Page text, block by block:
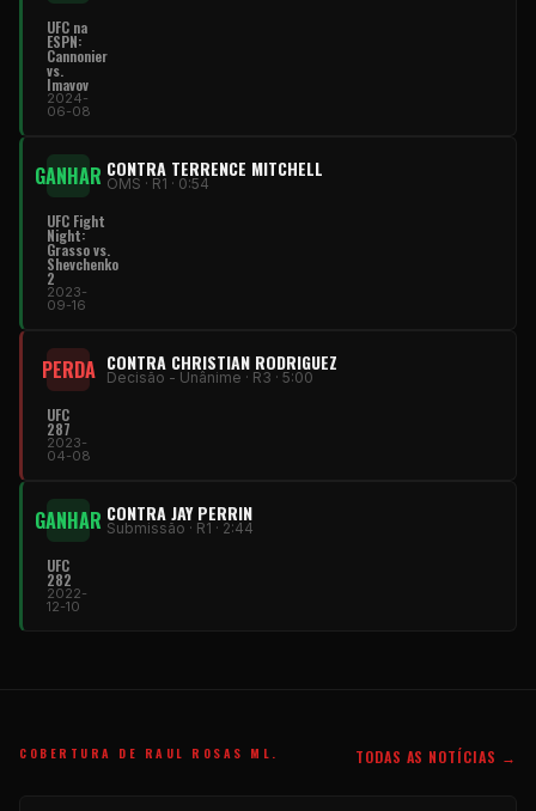
UFC na
ESPN:
Cannonier
vs.
Imavov
2024-
06-08
GANHAR CONTRA TERRENCE MITCHELL
OMS · R1 · 0:54
UFC Fight
Night:
Grasso vs.
Shevchenko
2
2023-
09-16
PERDA CONTRA CHRISTIAN RODRIGUEZ
Decisão - Unânime · R3 · 5:00
UFC
287
2023-
04-08
GANHAR CONTRA JAY PERRIN
Submissão · R1 · 2:44
UFC
282
2022-
12-10
COBERTURA DE RAUL ROSAS ML. TODAS AS NOTÍCIAS →